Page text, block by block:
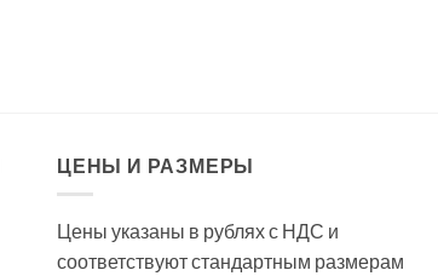
ЦЕНЫ И РАЗМЕРЫ
Цены указаны в рублях с НДС и
соответствуют стандартным размерам